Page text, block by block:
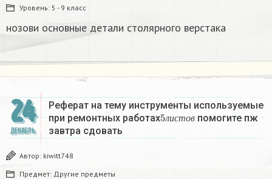
Уровень: 5 - 9 класс
нозови основные детали столярного верстака
24
ДЕКАБРЬ
Реферат на тему инструменты используемые
при ремонтных работах
листов
5лис тов
помогите пж
завтра сдовать​
Автор: kiwitt748
Предмет: Другие предметы